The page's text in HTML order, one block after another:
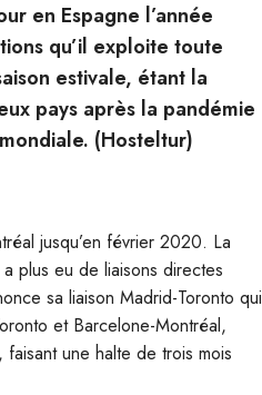
en Espagne l’année
qu’il exploite toute
estivale, étant la
pays après la pandémie
(Hosteltur)
jusqu’en février 2020. La
plus eu de liaisons directes
sa liaison Madrid-Toronto qui
et Barcelone-Montréal,
une halte de trois mois